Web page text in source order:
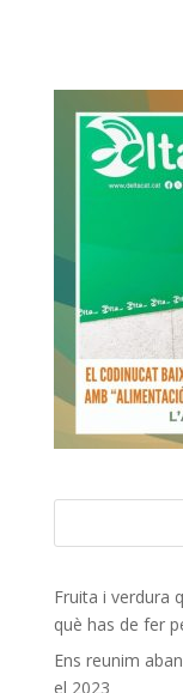
Fruita i verdura
què has de fer
Ens reunim
el 2023